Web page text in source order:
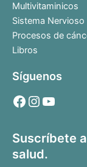
Multivitaminicos
Sistema Nervioso
Procesos de
Libros
Síguenos
Suscríbete
salud.